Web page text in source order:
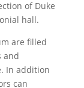
of Duke
hall.
are filled
and
In addition
can